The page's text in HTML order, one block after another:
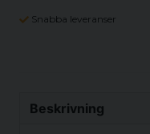
Snabba leveranser
Beskrivning